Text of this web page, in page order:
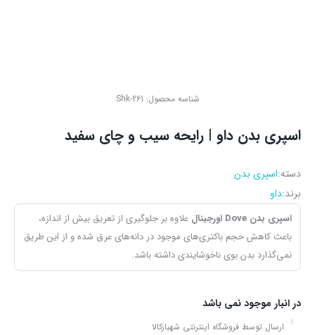
شناسه محصول: Shk-261
اسپری بدن داو | رایحه سیب و چای سفید
دسته:اسپری بدن
برند:داو
اسپری بدن Dove اورجینال
علاوه‎‌ بر جلوگیری از تعریق بیش از اندازه،
باعث کاهش حجم باکتری‌های موجود در دانه‌‌های عرق شده و از این طریق
نمی‌گذارد بدن بوی ناخوشایندی داشته باشد.
در انبار موجود نمی باشد
ارسال توسط فروشگاه اینترنتی شهبازکالا